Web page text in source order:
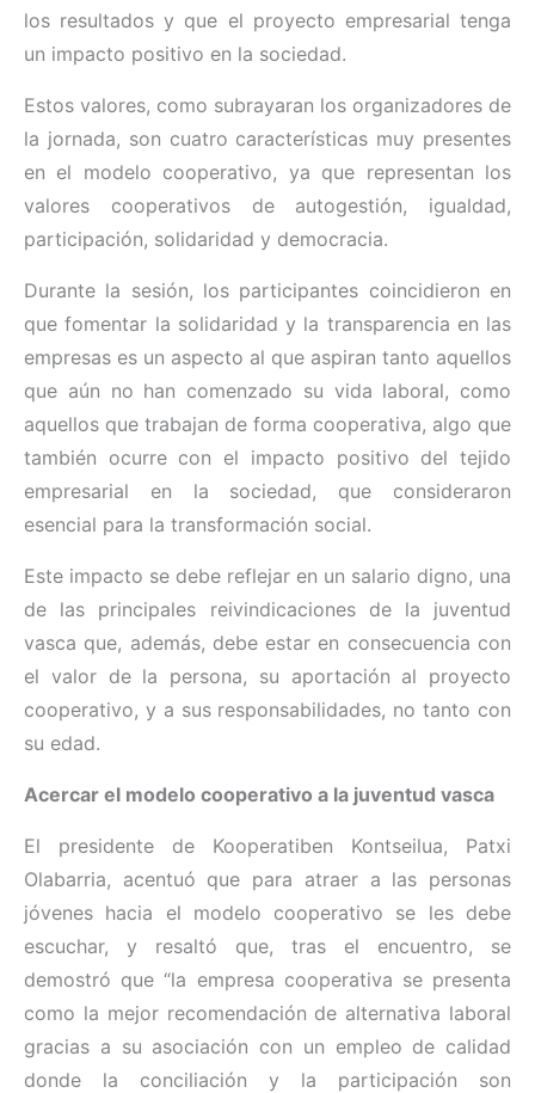
los resultados y que el proyecto empresarial tenga
un impacto positivo en la sociedad.
Estos valores, como subrayaran los organizadores de
la jornada, son cuatro características muy presentes
en el modelo cooperativo, ya que representan los
valores cooperativos de autogestión, igualdad,
participación, solidaridad y democracia.
Durante la sesión, los participantes coincidieron en
que fomentar la solidaridad y la transparencia en las
empresas es un aspecto al que aspiran tanto aquellos
que aún no han comenzado su vida laboral, como
aquellos que trabajan de forma cooperativa, algo que
también ocurre con el impacto positivo del tejido
empresarial en la sociedad, que consideraron
esencial para la transformación social.
Este impacto se debe reflejar en un salario digno, una
de las principales reivindicaciones de la juventud
vasca que, además, debe estar en consecuencia con
el valor de la persona, su aportación al proyecto
cooperativo, y a sus responsabilidades, no tanto con
su edad.
Acercar el modelo cooperativo a la juventud vasca
El presidente de Kooperatiben Kontseilua, Patxi
Olabarria, acentuó que para atraer a las personas
jóvenes hacia el modelo cooperativo se les debe
escuchar, y resaltó que, tras el encuentro, se
demostró que “la empresa cooperativa se presenta
como la mejor recomendación de alternativa laboral
gracias a su asociación con un empleo de calidad
donde la conciliación y la participación son